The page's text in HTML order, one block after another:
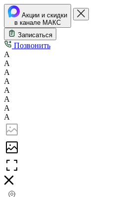
Акции и скидки
в канале МАКС
Записаться
Позвонить
А
А
А
А
А
А
А
А